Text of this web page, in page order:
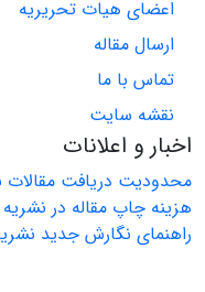
اعضای هیات تحریریه
ارسال مقاله
تماس با ما
نقشه سایت
اخبار و اعلانات
محدودیت دریافت مقالات
هزینه چاپ مقاله در
راهنمای نگارش جدید